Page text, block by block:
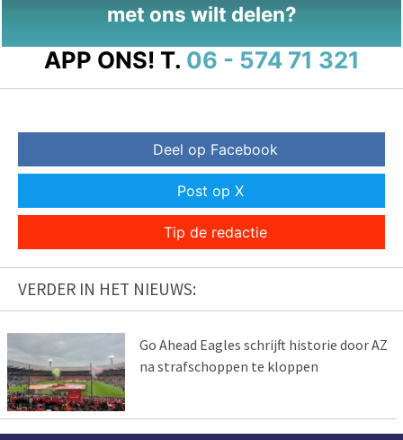
met ons wilt delen?
APP ONS! T. 06 - 574 71 321
Deel op Facebook
Post op X
Tip de redactie
VERDER IN HET NIEUWS:
Go Ahead Eagles schrijft historie door AZ
na strafschoppen te kloppen